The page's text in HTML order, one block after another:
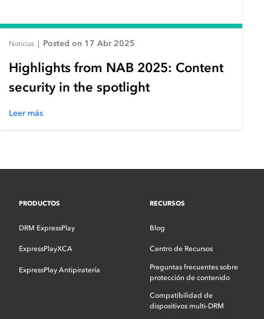
Noticias | Posted on 17 Abr 2025
Highlights from NAB 2025: Content
security in the spotlight
Leer más
PRODUCTOS
DRM ExpressPlay
ExpressPlayXCA
ExpressPlay Antipiratería
RECURSOS
Blog
Centro de Recursos
Preguntas frecuentes sobre
protección de contenido
Compatibilidad de
dispositivos multi-DRM